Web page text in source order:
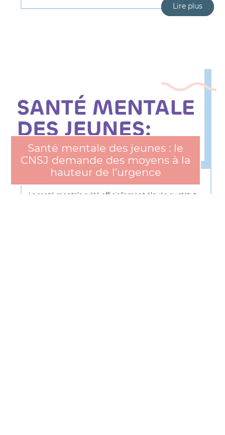
Lire plus
Santé mentale des jeunes : le
CNSJ demande des moyens à la
hauteur de l’urgence
La santé mentale a été officiellement élevée au statut